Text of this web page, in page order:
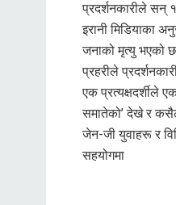
प्रदर्शनकारीले सन्
इरानी मिडियाका
जनाको मृत्यु भएको
प्रहरीले
एक प्रत्यक्षदर्शीले
समातेको’ देखे र
जेन-जी युवाहरू र
सहयोगमा